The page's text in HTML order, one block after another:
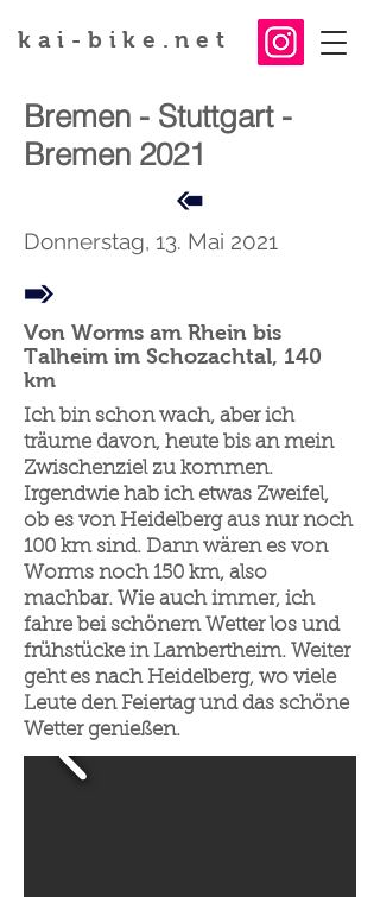
kai-bike.net
Bremen - Stuttgart -
Bremen 2021
Donnerstag, 13. Mai 2021
Von Worms am Rhein bis
Talheim im Schozachtal, 140
km
Ich bin schon wach, aber ich
träume davon, heute bis an mein
Zwischenziel zu kommen.
Irgendwie hab ich etwas Zweifel,
ob es von Heidelberg aus nur noch
100 km sind. Dann wären es von
Worms noch 150 km, also
machbar. Wie auch immer, ich
fahre bei schönem Wetter los und
frühstücke in Lambertheim. Weiter
geht es nach Heidelberg, wo viele
Leute den Feiertag und das schöne
Wetter genießen.